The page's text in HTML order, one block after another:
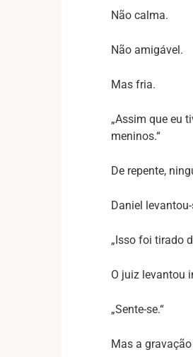
Não calma.
Não amigável.
Mas fria.
„Assim que eu
meninos.“
De repente,
Daniel levantou-
„Isso foi tirado
O juiz levantou
„Sente-se.“
Mas a